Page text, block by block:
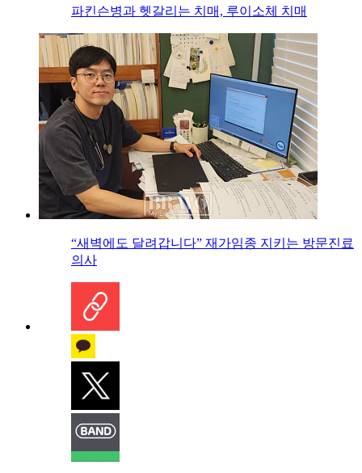
파킨슨병과 헷갈리는 치매, 루이소체 치매
“새벽에도 달려갑니다” 재가임종 지키는 방문진료
의사